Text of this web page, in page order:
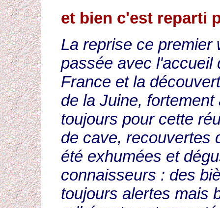
et bien c'est reparti
La reprise ce premier
passée avec l'accueil
France et la
de la Juine,
toujours pour cette
de cave, recouvertes
été exhumées et
connaisseurs : des
toujours alertes mais